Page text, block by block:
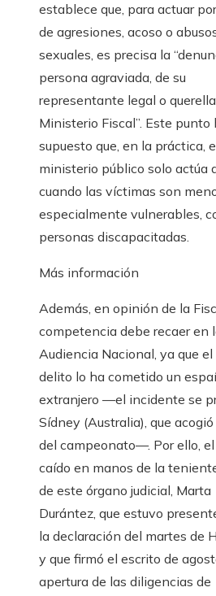
establece que, para actuar
de agresiones, acoso o
sexuales, es precisa la
persona agraviada, de su
representante legal o
Ministerio Fiscal”. Este punto
supuesto que, en la práctica,
ministerio público solo actúa
cuando las víctimas son
especialmente vulnerables,
personas discapacitadas.
Más información
Además, en opinión de la
competencia debe recaer en
Audiencia Nacional, ya que
delito lo ha cometido un
extranjero —el incidente se
Sídney (Australia), que
del campeonato—. Por ello,
caído en manos de la
de este órgano judicial, Marta
Durántez, que estuvo
la declaración del martes de
y que firmó el escrito de
apertura de las diligencias de